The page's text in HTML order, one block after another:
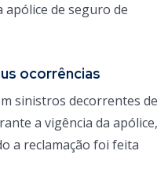
apólice de seguro de
ocorrências
sinistros decorrentes de
a vigência da apólice,
a reclamação foi feita